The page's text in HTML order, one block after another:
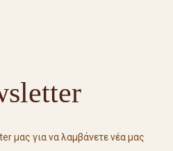
μας για να λαμβάνετε νέα μας